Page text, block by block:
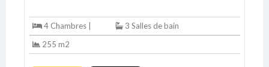
4 Chambres |
3 Salles de bain
255 m2
Log In